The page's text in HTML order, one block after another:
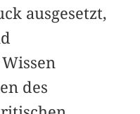
ausgesetzt,
des